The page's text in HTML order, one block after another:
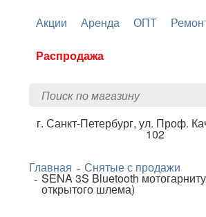
Акции Аренда ОПТ
Распродажа
г. Санкт-Петербург, ул. Проф.
102
Главная Снятые с продажи
SENA 3S Bluetooth
открытого шлема)